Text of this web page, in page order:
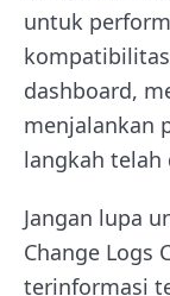
untuk
dashboard,
menjalankan
langkah telah
Jangan lupa
Change Logs
terinformasi